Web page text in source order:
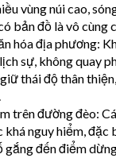
vùng núi cao,
bản đồ là vô cùng
hóa địa phương:
sự, không quay
thái độ thân
trên đường đèo:
khá nguy hiểm, đặc
gắng đến điểm